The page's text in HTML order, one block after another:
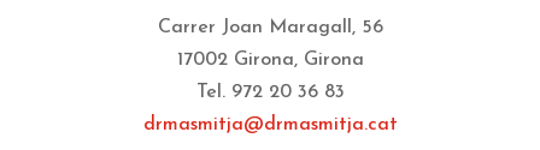
Carrer Joan Maragall, 56
17002 Girona, Girona
Tel. 972 20 36 83
drmasmitja@drmasmitja.cat